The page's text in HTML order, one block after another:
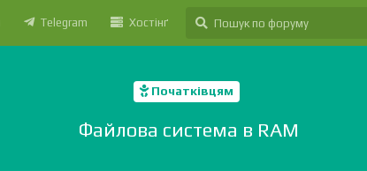
Telegram Хостінґ
Початківцям
Файлова система в RAM